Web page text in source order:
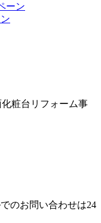
ーン
粧台リフォーム事
でのお問い合わせは24